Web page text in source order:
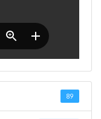
89